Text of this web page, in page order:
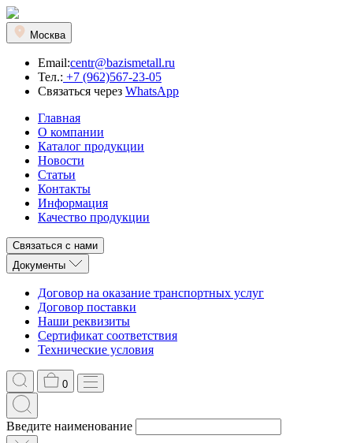
Москва
Email:centr@bazismetall.ru
Тел.: +7 (962)567-23-05
Связаться через WhatsApp
Главная
О компании
Каталог продукции
Новости
Статьи
Контакты
Информация
Качество продукции
Связаться с нами
Документы
Договор на оказание транспортных услуг
Договор поставки
Наши реквизиты
Сертификат соответствия
Технические условия
0
Введите наименование